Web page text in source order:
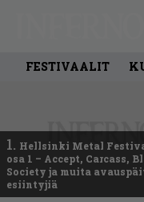
FESTIVAALIT
1. Hellsinki Metal
osa 1 – Accept, Carcass,
Society ja muita
esiintyjiä